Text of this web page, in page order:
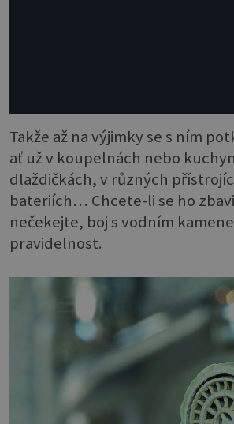
Takže až na výjimky se s ním
ať už v koupelnách nebo
dlaždičkách, v různých
bateriích… Chcete-li se ho
nečekejte, boj s vodním
pravidelnost.